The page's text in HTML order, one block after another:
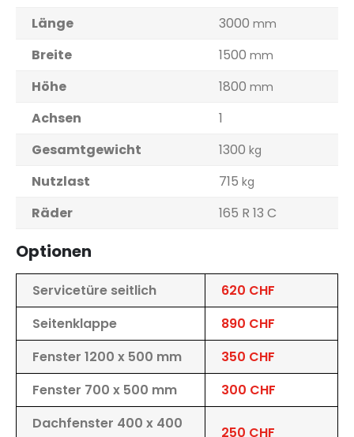
Länge 3000 mm
Breite 1500 mm
Höhe 1800 mm
Achsen
1
Gesamtgewicht
1300 kg
Nutzlast 715 kg
Räder 165 R 13 C
Optionen
Servicetüre seitlich
620 CHF
Seitenklappe
890 CHF
Fenster 1200 x 500 mm
350 CHF
Fenster 700 x 500 mm
300 CHF
Dachfenster 400 x 400
250 CHF